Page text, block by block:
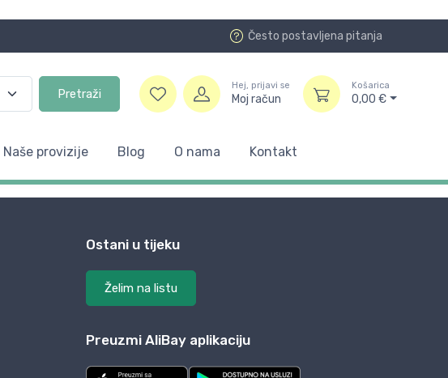
Često postavljena pitanja
Pretraži
Hej, prijavi se
Moj račun
Košarica
0,00 €
Naše provizije Blog O nama Kontakt
Ostani u tijeku
Želim na listu
Preuzmi AliBay aplikaciju